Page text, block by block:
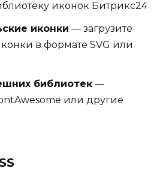
иконок Битрикс24
иконки — загрузите
в формате SVG или
библиотек —
или другие